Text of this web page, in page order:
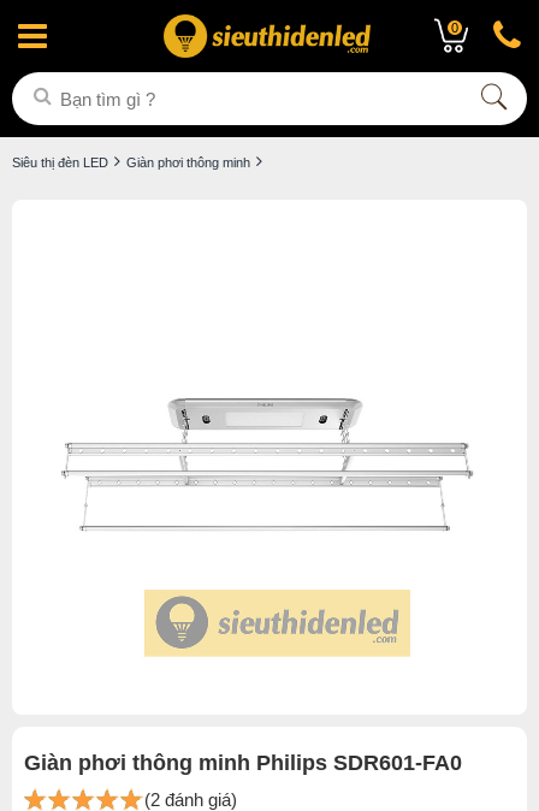
0
Siêu thị đèn LED Giàn phơi thông minh
Giàn phơi thông minh Philips SDR601-FA0
(2 đánh giá)